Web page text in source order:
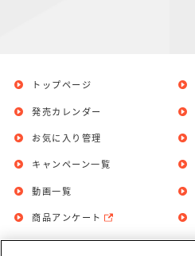
トップページ
発売カレンダー
お気に入り管理
キャンペーン一覧
動画一覧
商品アンケート